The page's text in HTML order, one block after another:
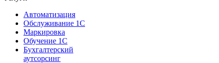
Автоматизация
Обслуживание 1С
Маркировка
Обучение 1С
Бухгалтерский
аутсорсинг